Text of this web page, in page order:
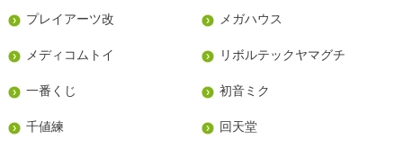
プレイアーツ改 メガハウス
メディコムトイ リボルテックヤマグチ
一番くじ 初音ミク
千値練 回天堂